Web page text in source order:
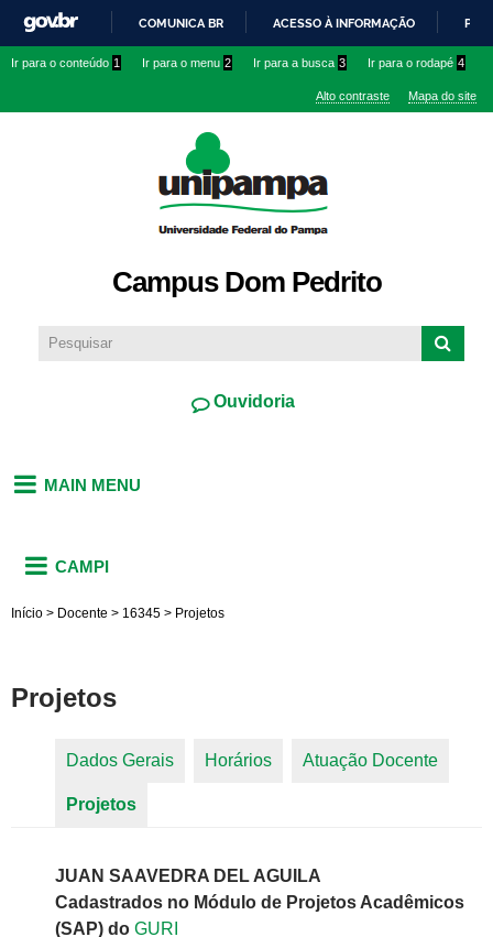
conteúdo
IR
O
COMUNICA BR ACESSO À INFORMAÇÃO
Ir para o conteúdo 1 Ir para o menu 2 Ir para a busca 3 Ir para o rodapé 4
Alto contraste Mapa do site
Campus Dom Pedrito
Ouvidoria
MAIN MENU
CAMPI
Início > Docente > 16345 > Projetos
Projetos
Dados Gerais Horários Atuação Docente
Projetos
JUAN SAAVEDRA DEL AGUILA
Cadastrados no Módulo de Projetos Acadêmicos
(SAP) do GURI